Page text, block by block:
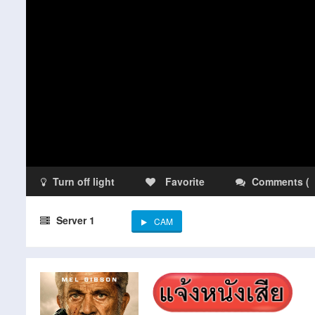
Turn off light Favorite Comments (
Server 1 CAM